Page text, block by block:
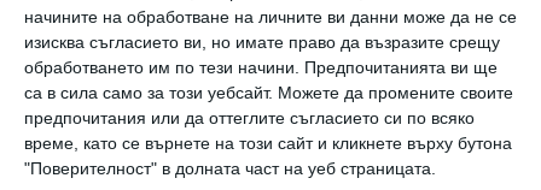
начините на обработване на личните ви данни може да не се
изисква съгласието ви, но имате право да възразите срещу
обработването им по тези начини. Предпочитанията ви ще
са в сила само за този уебсайт. Можете да промените своите
предпочитания или да оттеглите съгласието си по всяко
време, като се върнете на този сайт и кликнете върху бутона
"Поверителност" в долната част на уеб страницата.
„Аз съм истински експерт с памперса. Дори
бебето не разбира, че пелената му е
сменена“, похвали се Патинсън предExtra.
Актьорът също така потвърди, че един ден
ще се снима в детски филм, отбелязвайки: